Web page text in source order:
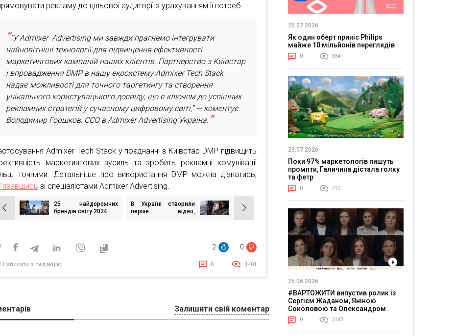
рекламу до цільової аудиторії з урахуванням її потреб.
“У Admixer Advertising ми завжди прагнемо інтегрувати
найновітніші технології для підвищення ефективності
маркетингових кампаній наших клієнтів. Партнерство з Київстар
і впровадження DMP в нашу екосистему Admixer Tech Stack
надає можливості для точного таргетингу та створення
унікального користувацького досвіду, що є ключем до успішних
рекламних стратегій у сучасному цифровому світі,” — коментує
Володимир Горшков, CСO в Admixer Advertising Україна.
Admixer Tech Stack у поєднанні з Київстар DMP підвищить
маркетингових зусиль та зробить рекламні комунікації
точними. Детальніше про використання DMP можна дізнатись,
зі спеціалістами Admixer Advertising.
Навігація
25 найдорожчих
брендів світу 2024
В Україні створили
перше відео,
2 0
Написати в редакцію 0 1401
Залишити свій коментар
25.07.2026
Як один оберт приніс Philips
майже 10 мільйонів переглядів
0 3341
23.07.2026
Поки 97% маркетологів пишуть
промпти, Галичина дістала голку
та фетр
0 719
25.06.2026
#ВАРТОЖИТИ випустив ролик із
Сергієм Жаданом, Яніною
Соколовою та Олександром
Тереном про життя в постійній
напрузі
0 3147